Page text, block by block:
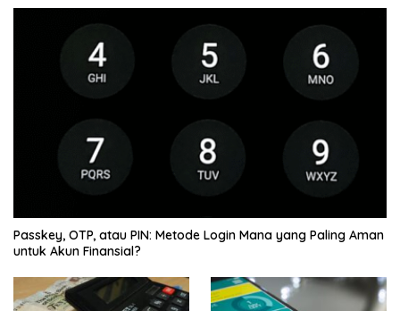
Passkey, OTP, atau PIN: Metode Login Mana yang Paling Aman
untuk Akun Finansial?